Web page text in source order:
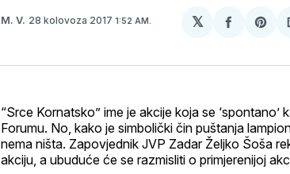
M. V. 28 kolovoza 2017 1:52 AM. 𝕏
podijeli
“Srce Kornatsko” ime je akcije koja se
Forumu. No, kako je simbolički čin puštanja
nema ništa. Zapovjednik JVP Zadar Željko Šoša
akciju, a ubuduće će se razmisliti o primjerenijoj